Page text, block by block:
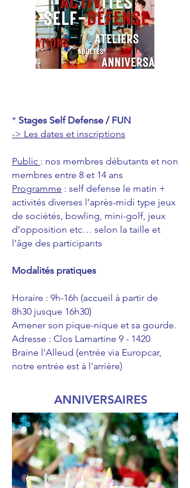
* Stages Self Defense / FUN
-> Les dates et inscriptions
Public : nos membres débutants et non
membres entre 8 et 14 ans
Programme : self defense le matin +
activités diverses l’après-midi type jeux
de sociétés, bowling, mini-golf, jeux
d’opposition etc… selon la taille et
l’âge des participants
Modalités pratiques
Horaire : 9h-16h (accueil à partir de
8h30 jusque 16h30)
Amener son pique-nique et sa gourde.
Adresse : Clos Lamartine 9 - 1420
Braine l'Alleud (entrée via Europcar,
notre entrée est à l'arrière)
ANNIVERSAIRES